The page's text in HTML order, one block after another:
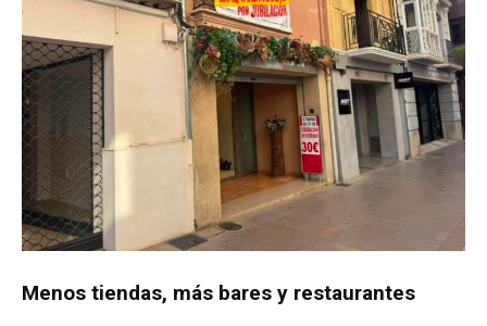
Menos tiendas, más bares y restaurantes